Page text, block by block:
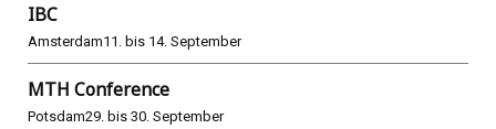
IBC
Amsterdam11. bis 14. September
MTH Conference
Potsdam29. bis 30. September